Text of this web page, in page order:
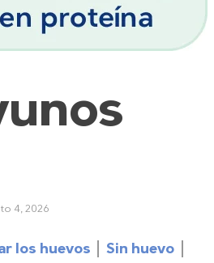
4, 2026
los huevos
Sin huevo